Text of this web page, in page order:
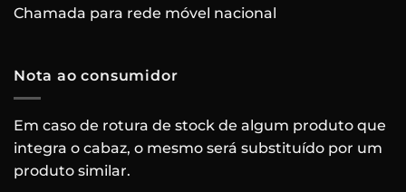
Chamada para rede móvel nacional
Nota ao consumidor
Em caso de rotura de stock de algum produto que
integra o cabaz, o mesmo será substituído por um
produto similar.